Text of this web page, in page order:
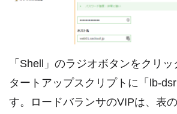
「Shell」のラジオボタンをクリ
タートアップスクリプトに「lb-
す。ロードバランサのVIPは、表